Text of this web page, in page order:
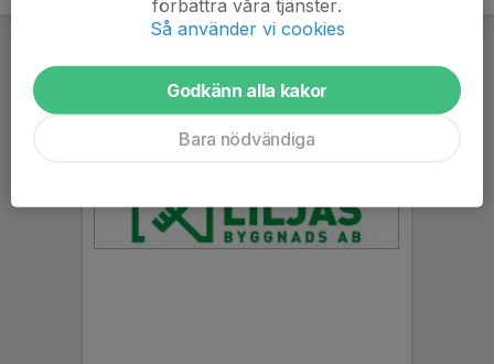
förbättra våra tjänster.
Så använder vi cookies
Godkänn alla kakor
Bara nödvändiga